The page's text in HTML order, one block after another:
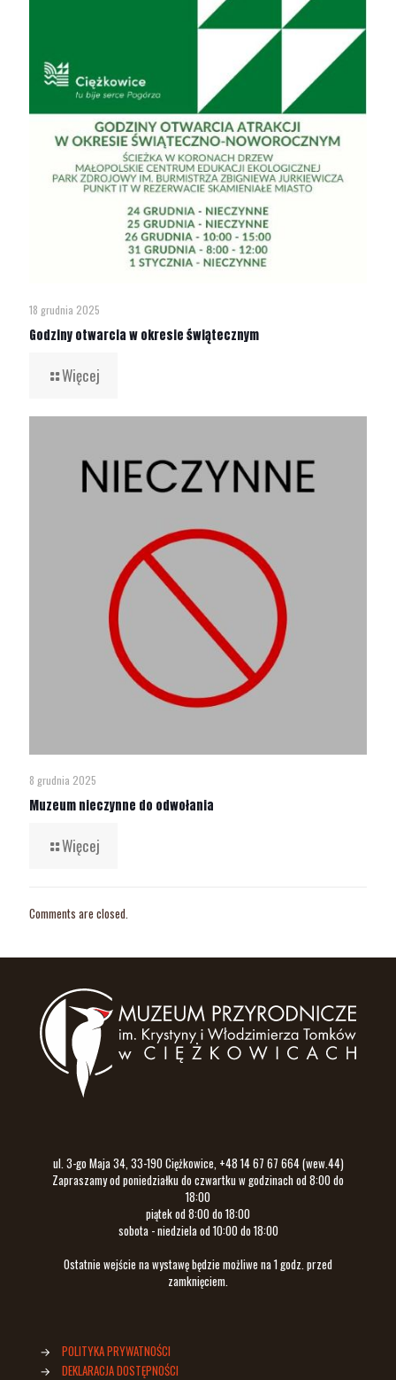
18 grudnia 2025
Godziny otwarcia w okresie świątecznym
Więcej
8 grudnia 2025
Muzeum nieczynne do odwołania
Więcej
Comments are closed.
ul. 3-go Maja 34, 33-190 Ciężkowice, +48 14 67 67 664 (wew.44)
Zapraszamy od poniedziałku do czwartku w godzinach od 8:00 do
18:00
piątek od 8:00 do 18:00
sobota - niedziela od 10:00 do 18:00
Ostatnie wejście na wystawę będzie możliwe na 1 godz. przed
zamknięciem.
→
POLITYKA PRYWATNOŚCI
→
DEKLARACJA DOSTĘPNOŚCI